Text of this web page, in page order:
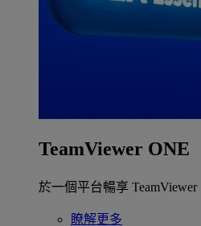
TeamViewer ONE
於一個平台暢享 TeamViewer
瞭解更多